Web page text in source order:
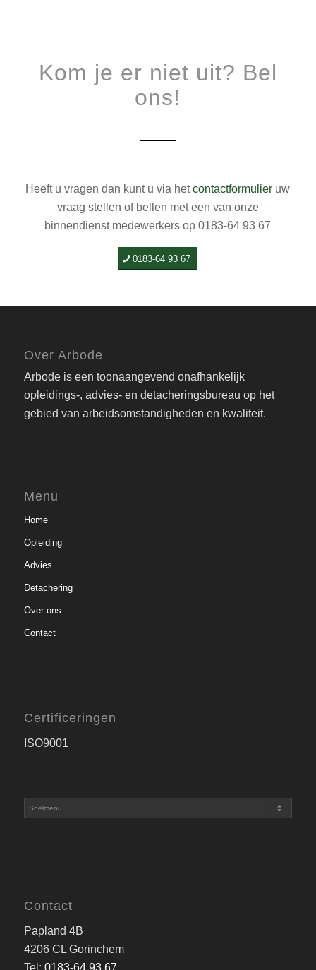
Kom je er niet uit? Bel
ons!
Heeft u vragen dan kunt u via hetcontactformulier uw
vraag stellen of bellen met een van onze
binnendienst medewerkers op 0183-64 93 67
0183-64 93 67
Over Arbode
Arbode is een toonaangevend onafhankelijk
opleidings-, advies- en detacheringsbureau op het
gebied van arbeidsomstandigheden en kwaliteit.
Menu
Home
Opleiding
Advies
Detachering
Over ons
Contact
Certificeringen
ISO9001
Contact
Papland 4B
4206 CL Gorinchem